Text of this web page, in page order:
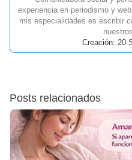
experiencia en periodismo y
mis especialidades es escribir
Creación: 20
Posts relacionados